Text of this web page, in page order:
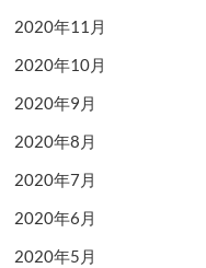
2020年11月
2020年10月
2020年9月
2020年8月
2020年7月
2020年6月
2020年5月